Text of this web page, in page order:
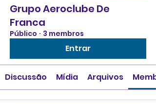
Grupo Aeroclube De
Franca
Público · 3 membros
Entrar
Discussão Mídia Arquivos